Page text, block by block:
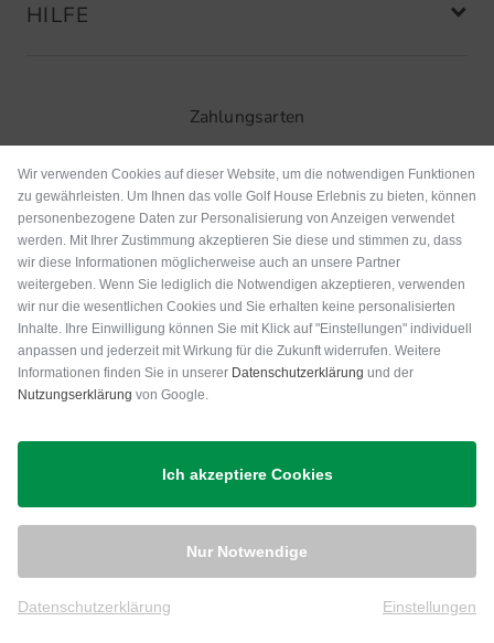
HILFE
Zahlungsarten
Versand
Wir verwenden Cookies auf dieser Website, um die notwendigen Funktionen
zu gewährleisten. Um Ihnen das volle Golf House Erlebnis zu bieten, können
personenbezogene Daten zur Personalisierung von Anzeigen verwendet
werden. Mit Ihrer Zustimmung akzeptieren Sie diese und stimmen zu, dass
wir diese Informationen möglicherweise auch an unsere Partner
weitergeben. Wenn Sie lediglich die Notwendigen akzeptieren, verwenden
wir nur die wesentlichen Cookies und Sie erhalten keine personalisierten
Inhalte. Ihre Einwilligung können Sie mit Klick auf "Einstellungen" individuell
anpassen und jederzeit mit Wirkung für die Zukunft widerrufen. Weitere
Informationen finden Sie in unserer Datenschutzerklärung und der
Nutzungserklärung von Google.
Ich akzeptiere Cookies
Nur Notwendige
Datenschutzerklärung Einstellungen